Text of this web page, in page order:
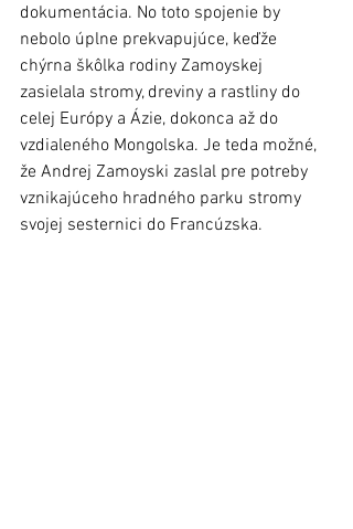
dokumentácia. No toto spojenie by
nebolo úplne prekvapujúce, keďže
chýrna škôlka rodiny Zamoyskej
zasielala stromy, dreviny a rastliny do
celej Európy a Ázie, dokonca až do
vzdialeného Mongolska. Je teda možné,
že Andrej Zamoyski zaslal pre potreby
vznikajúceho hradného parku stromy
svojej sesternici do Francúzska.